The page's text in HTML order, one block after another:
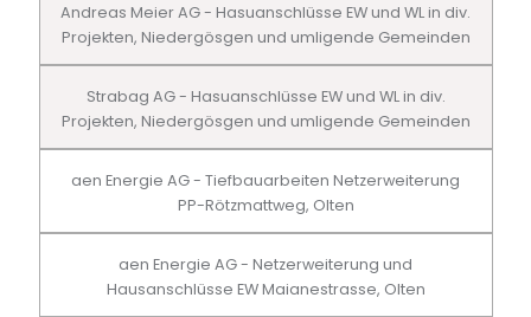
Andreas Meier AG - Hasuanschlüsse EW und WL in div.
Projekten, Niedergösgen und umligende Gemeinden
Strabag AG - Hasuanschlüsse EW und WL in div.
Projekten, Niedergösgen und umligende Gemeinden
aen Energie AG - Tiefbauarbeiten Netzerweiterung
PP-Rötzmattweg, Olten
aen Energie AG - Netzerweiterung und
Hausanschlüsse EW Maianestrasse, Olten